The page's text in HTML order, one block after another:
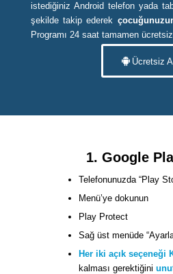
istediğiniz Android telefon yada
şekilde takip ederek
Programı 24 saat tamamen
Ücretsiz
1. Google
Telefonunuzda “Play
Menü’ye dokunun
Play Protect
Sağ üst menüde
Her iki açık seçeneği
kalması gerektiğini